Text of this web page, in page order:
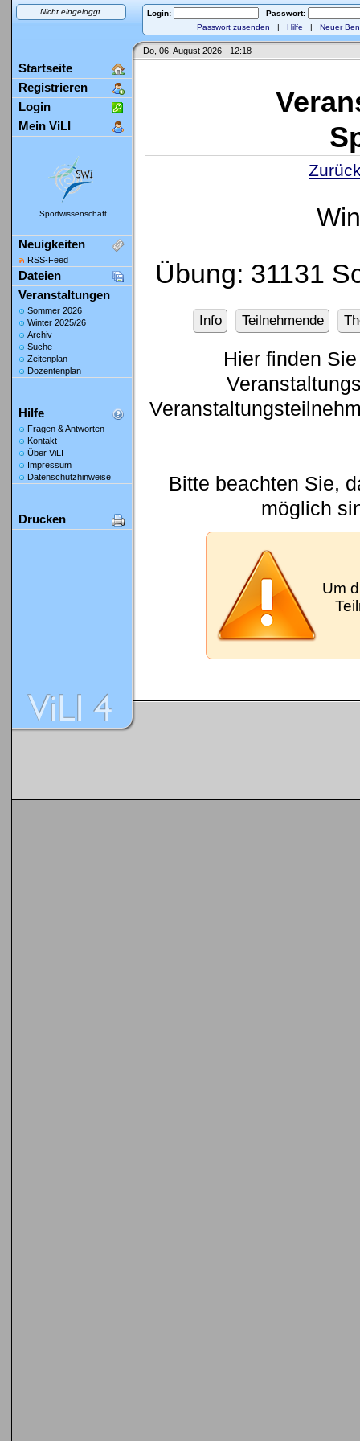
Nicht eingeloggt. Login:
Passwort:
Passwort zusenden | Hilfe | Neuer
Do, 06. August 2026 - 12:18
Startseite
Registrieren
Login
Mein ViLI
Sportwissenschaft
Neuigkeiten
RSS-Feed
Dateien
Veranstaltungen
Sommer 2026
Winter 2025/26
Archiv
Suche
Zeitenplan
Dozentenplan
Hilfe
Fragen & Antworten
Kontakt
Über ViLI
Impressum
Datenschutzhinweise
Drucken
Übung: 31131
Info Teilnehmende
Hier finden
Bitte beachten Sie,
möglich
Um